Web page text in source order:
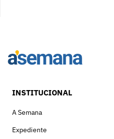
INSTITUCIONAL
A Semana
Expediente